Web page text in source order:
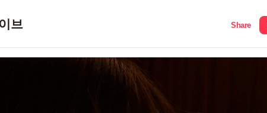
브 Share